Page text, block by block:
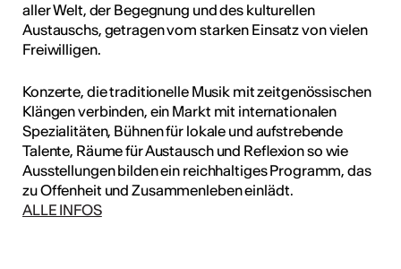
aller Welt, der Begegnung und des kulturellen
Austauschs, getragen vom starken Einsatz von vielen
Freiwilligen.
Konzerte, die traditionelle Musik mit zeitgenössischen
Klängen verbinden, ein Markt mit internationalen
Spezialitäten, Bühnen für lokale und aufstrebende
Talente, Räume für Austausch und Reflexion so wie
Ausstellungen bilden ein reichhaltiges Programm, das
zu Offenheit und Zusammenleben einlädt.
ALLE INFOS